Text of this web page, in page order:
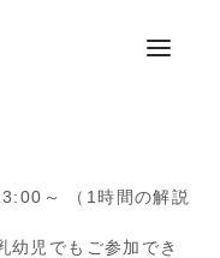
～
（1時間の解説
児でもご参加でき